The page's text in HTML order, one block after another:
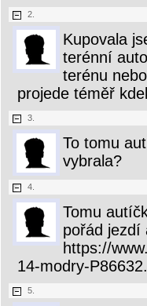
2.
Kupovala
terénní
terénu
projede téměř
3.
To tomu
vybrala?
4.
Tomu
pořád jezdí
https://
14-modry-
5.